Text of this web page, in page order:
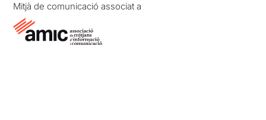
Mitjà de comunicació associat a